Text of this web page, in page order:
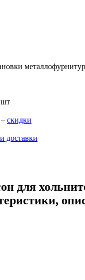
шт
скидки
доставки
для